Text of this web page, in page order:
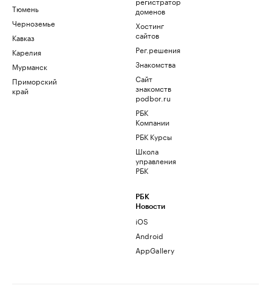
Тюмень
Черноземье
Кавказ
Карелия
Мурманск
Приморский
край
доменов
Хостинг
сайтов
Рег.решения
Знакомства
Сайт
знакомств
podbor.ru
РБК
Компании
РБК Курсы
Школа
управления
РБК
РБК
Новости
iOS
Android
AppGallery